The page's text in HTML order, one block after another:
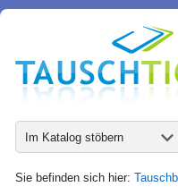
Im Katalog stöbern
Sie befinden sich hier: